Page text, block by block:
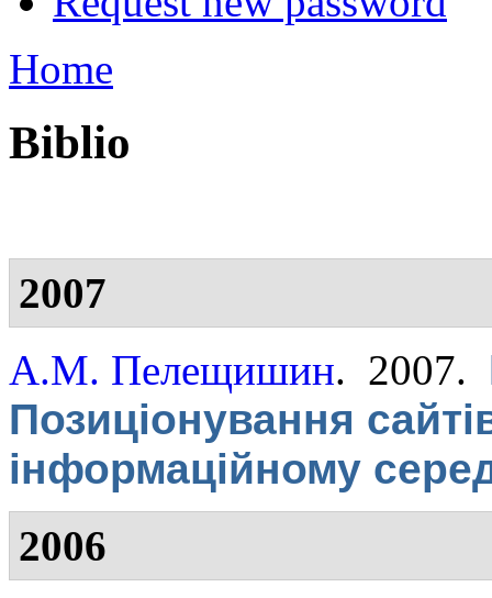
Home
Biblio
2007
А.М. Пелещишин. 2007.
Позиціонування
інформаційному
2006